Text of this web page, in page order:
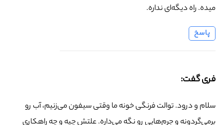
میده. راه دیگه‌ای نداره.
پاسخ
فری گفت:
سلام و درود. توالت فرنگی خونه ما وقتی سیفون می‌زنیم، آب رو
برمی‌گردونه و جرم‌هایی رو نگه می‌داره. علتش چیه و چه راهکاری